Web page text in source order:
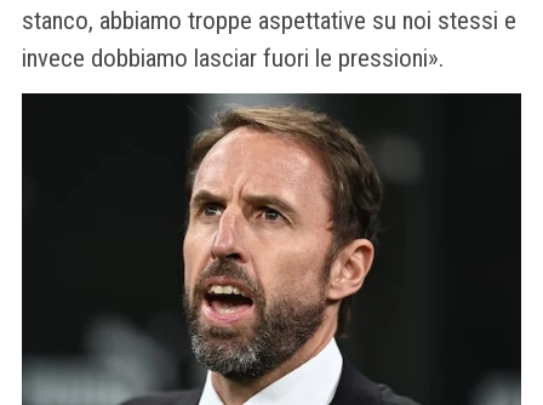
stanco, abbiamo troppe aspettative su noi stessi e
invece dobbiamo lasciar fuori le pressioni».